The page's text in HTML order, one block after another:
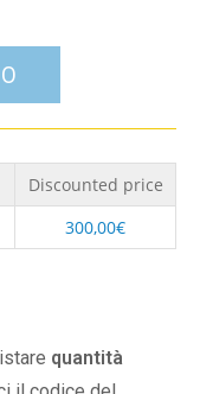
Discounted price
300,00€
quantità